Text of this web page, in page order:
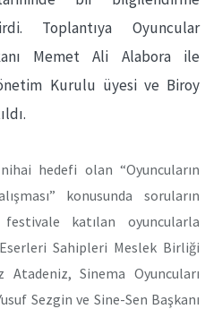
Toplantıya Oyuncular
Memet Ali Alabora ile
Kurulu üyesi ve Biroy
nihai hedefi olan “Oyuncuların
konusunda soruların
festivale katılan oyuncularla
Sahipleri Meslek Birliği
Atadeniz, Sinema Oyuncuları
Sezgin ve Sine-Sen Başkanı